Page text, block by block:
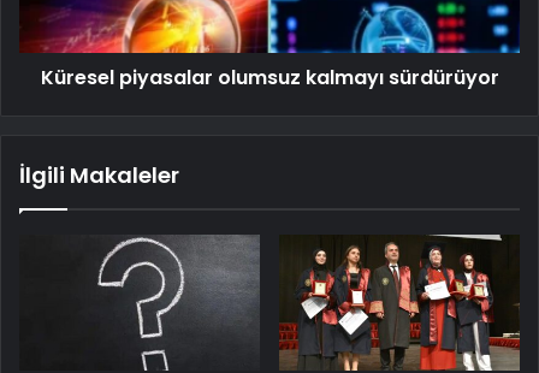
Küresel piyasalar olumsuz kalmayı sürdürüyor
İlgili Makaleler